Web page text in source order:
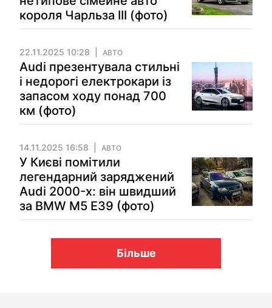
короля Чарльза ІІІ (фото)
22.11.2025 10:28 АВТО
Audi презентувала стильні
і недорогі електрокари із
запасом ходу понад 700
км (фото)
14.11.2025 16:58 АВТО
У Києві помітили
легендарний заряджений
Audi 2000-х: він швидший
за BMW M5 E39 (фото)
Більше